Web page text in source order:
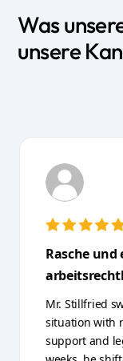
Was
unsere
ohne
Arbeitgeber
gegriffener